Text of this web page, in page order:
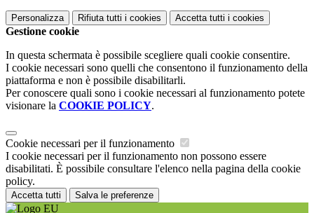
Personalizza Rifiuta tutti i cookies Accetta tutti i cookies
Gestione cookie
In questa schermata è possibile scegliere quali cookie consentire.
I cookie necessari sono quelli che consentono il funzionamento della
piattaforma e non è possibile disabilitarli.
Per conoscere quali sono i cookie necessari al funzionamento potete
visionare la COOKIE POLICY.
Cookie necessari per il funzionamento
I cookie necessari per il funzionamento non possono essere
disabilitati. È possibile consultare l'elenco nella pagina della cookie
policy.
Accetta tutti Salva le preferenze